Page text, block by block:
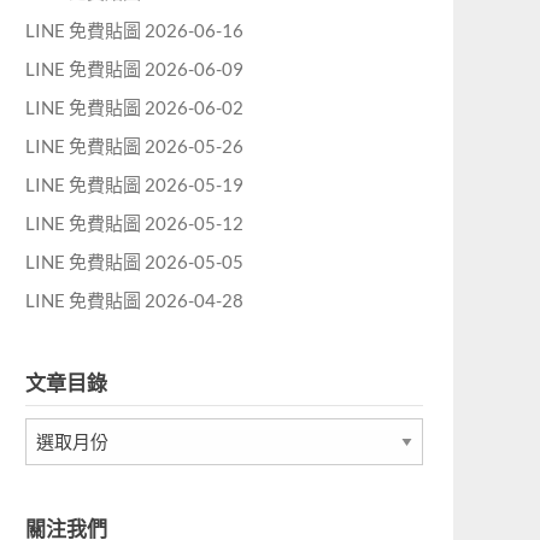
LINE 免費貼圖 2026-06-16
LINE 免費貼圖 2026-06-09
LINE 免費貼圖 2026-06-02
LINE 免費貼圖 2026-05-26
LINE 免費貼圖 2026-05-19
LINE 免費貼圖 2026-05-12
LINE 免費貼圖 2026-05-05
LINE 免費貼圖 2026-04-28
文章目錄
文
章
關注我們